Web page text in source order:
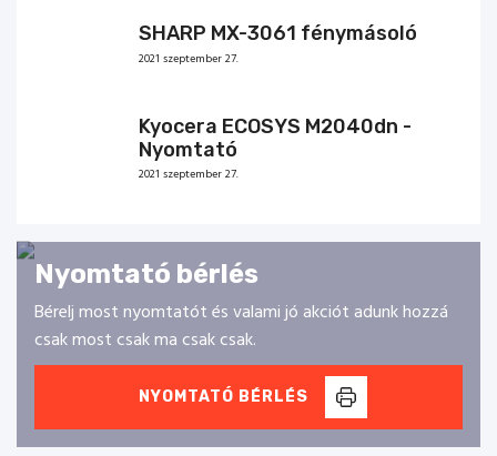
SHARP MX-3061 fénymásoló
2021 szeptember 27.
Kyocera ECOSYS M2040dn -
Nyomtató
2021 szeptember 27.
Nyomtató bérlés
Bérelj most nyomtatót és valami jó akciót adunk hozzá
csak most csak ma csak csak.
NYOMTATÓ BÉRLÉS